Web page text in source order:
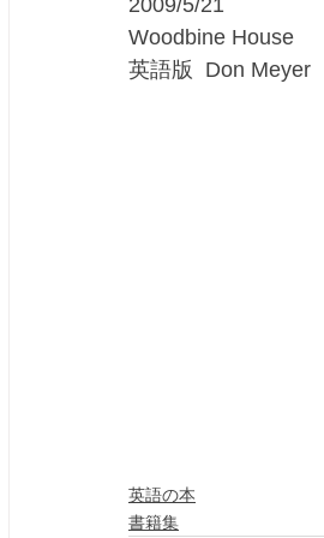
2009/5/21
Woodbine House
英語版  Don Meyer
英語の本
書籍集